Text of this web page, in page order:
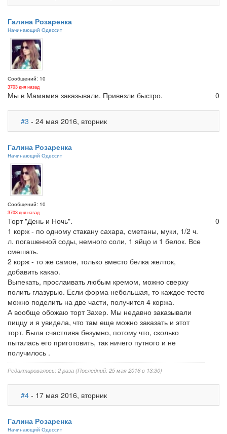
Галина Розаренка
Начинающий Одессит
Сообщений: 10
3703 дня назад
0
Мы в Мамамия заказывали. Привезли быстро.
#3 - 24 мая 2016, вторник
Галина Розаренка
Начинающий Одессит
Сообщений: 10
3703 дня назад
0
Торт "День и Ночь".
1 корж - по одному стакану сахара, сметаны, муки, 1/2 ч.
л. погашенной соды, немного соли, 1 яйцо и 1 белок. Все
смешать.
2 корж - то же самое, только вместо белка желток,
добавить какао.
Выпекать, прослаивать любым кремом, можно сверху
полить глазурью. Если форма небольшая, то каждое тесто
можно поделить на две части, получится 4 коржа.
А вообще обожаю торт Захер. Мы недавно заказывали
пиццу и я увидела, что там еще можно заказать и этот
торт. Была счастлива безумно, потому что, сколько
пыталась его приготовить, так ничего путного и не
получилось .
Редактировалось: 2 раза (Последний: 25 мая 2016 в 13:30)
#4 - 17 мая 2016, вторник
Галина Розаренка
Начинающий Одессит